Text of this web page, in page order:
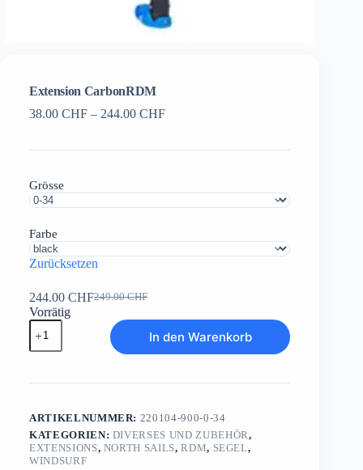
Extension CarbonRDM
38.00 CHF – 244.00 CHFPreisspanne:
Grösse
Farbe
Zurücksetzen
249.00CHF
Ursprünglicher
249.00 CHF
244.00 CHFAktueller
244.00 CHF.
Vorrätig
Extension
CarbonRDM
Menge
In den Warenkorb
ARTIKELNUMMER: 220104-900-0-34
KATEGORIEN: DIVERSES UND ZUBEHÖR,
EXTENSIONS, NORTH SAILS,RDM, SEGEL,
WINDSURF